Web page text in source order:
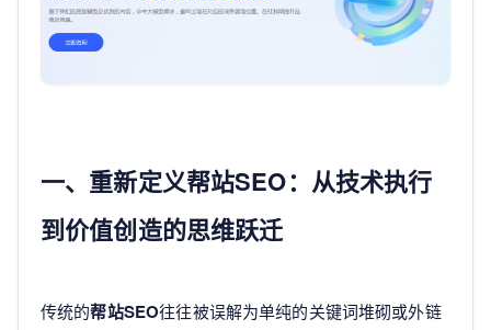
一、重新定义帮站SEO：从技术执行
到价值创造的思维跃迁
传统的帮站SEO往往被误解为单纯的关键词堆砌或外链